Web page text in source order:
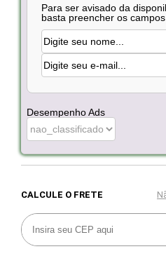
Para ser avisado da
basta preencher os campos
Desempenho Ads